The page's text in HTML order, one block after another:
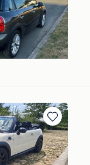
Bewaren
in
Mijn
Favorieten